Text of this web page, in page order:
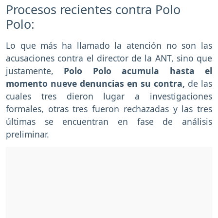
Procesos recientes contra Polo
Polo:
Lo que más ha llamado la atención no son las
acusaciones contra el director de la ANT, sino que
justamente, Polo Polo acumula hasta el
momento nueve denuncias en su contra, de las
cuales tres dieron lugar a investigaciones
formales, otras tres fueron rechazadas y las tres
últimas se encuentran en fase de análisis
preliminar.